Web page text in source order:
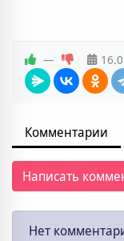
—
Комментарии
Написать
Нет